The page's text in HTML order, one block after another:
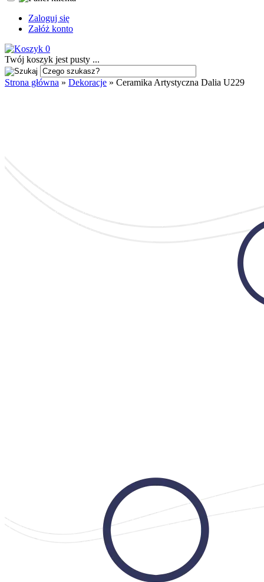
Zaloguj się
Załóż konto
0
Twój koszyk jest pusty ...
Strona główna » Dekoracje » Ceramika Artystyczna Dalia U229